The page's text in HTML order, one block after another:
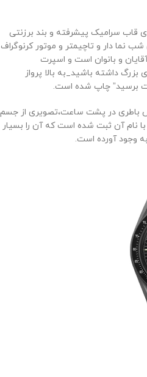
قاب سرامیک پیشرفته و بند برزنتی
نما دار و تاچیمتر و موتور کرنوگراف
و بانوان است و اسپرت
داشته باشید_به بالا پرواز
برسید” چاپ شده است.
باطری در پشت ساعت،تصویری از جسم
نام آن ثبت شده است که آن را بسیار
وجود آورده است.